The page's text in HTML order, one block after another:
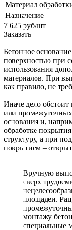
Материал
Назначение
7 625 руб/шт
Заказать
Бетонное
поверхностью при
использования
материалов. При
как правило, не
Иначе дело
или
основания и,
обработке
структуру, а при
покрытием –
Вручную
сверх
площадей.
монтажу
специальные